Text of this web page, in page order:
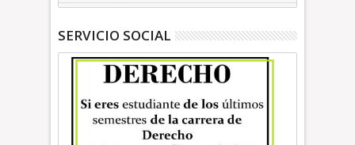
SERVICIO SOCIAL